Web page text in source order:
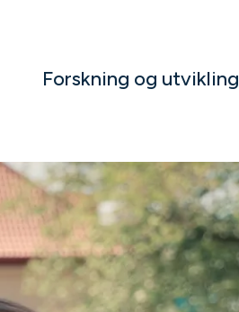
Forskning og utvikling